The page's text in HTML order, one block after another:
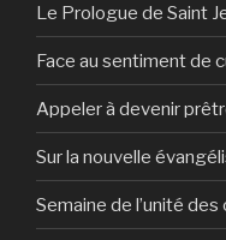
Le Prologue de Saint
Face au sentiment de
Appeler à devenir
Sur la nouvelle
Semaine de l’unité